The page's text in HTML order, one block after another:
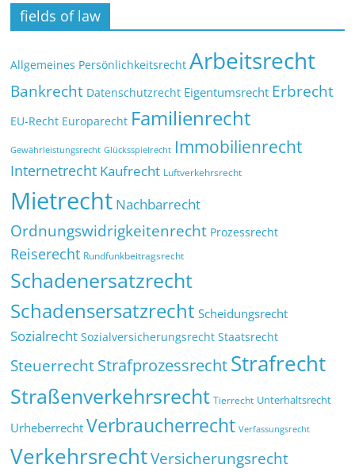
fields of law
Allgemeines Persönlichkeitsrecht Arbeitsrecht
Bankrecht Datenschutzrecht Eigentumsrecht Erbrecht
EU-Recht Europarecht Familienrecht
Gewährleistungsrecht Glücksspielrecht Immobilienrecht
Internetrecht Kaufrecht Luftverkehrsrecht
Mietrecht Nachbarrecht
Ordnungswidrigkeitenrecht Prozessrecht
Reiserecht Rundfunkbeitragsrecht
Schadenersatzrecht
Schadensersatzrecht Scheidungsrecht
Sozialrecht Sozialversicherungsrecht Staatsrecht
SteuerrechtStrafprozessrechtStrafrecht
Straßenverkehrsrecht Tierrecht Unterhaltsrecht
Urheberrecht Verbraucherrecht Verfassungsrecht
VerkehrsrechtVersicherungsrecht